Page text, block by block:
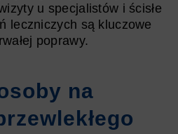
u specjalistów i ścisłe
leczniczych są kluczowe
poprawy.
na